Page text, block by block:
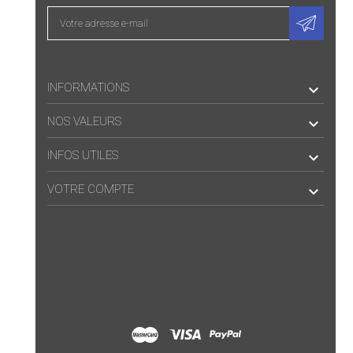
INFORMATIONS 
NOS VALEURS 
INFOS UTILES 
VOTRE COMPTE 